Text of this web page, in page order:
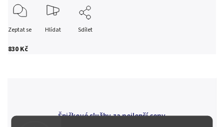
830 Kč
Zeptat se Hlídat Sdílet
Špičkové služby za nejlepší ceny